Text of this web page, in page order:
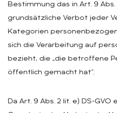
Bestimmung das in Art. 9
grundsätzliche Verbot jeder
Kategorien
sich die Verarbeitung auf
bezieht, die „die betroffene
öffentlich gemacht hat“.
Da Art. 9 Abs. 2 lit. e) DS-GVO